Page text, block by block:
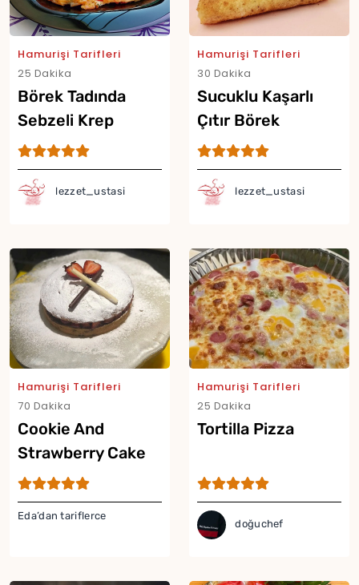
Hamurişi Tarifleri
25 Dakika
Börek Tadında
Sebzeli Krep
lezzet_ustasi
Hamurişi Tarifleri
30 Dakika
Sucuklu Kaşarlı
Çıtır Börek
lezzet_ustasi
Hamurişi Tarifleri
70 Dakika
Cookie And
Strawberry Cake
Eda’dan tariflerce
Hamurişi Tarifleri
25 Dakika
Tortilla Pizza
doğuchef